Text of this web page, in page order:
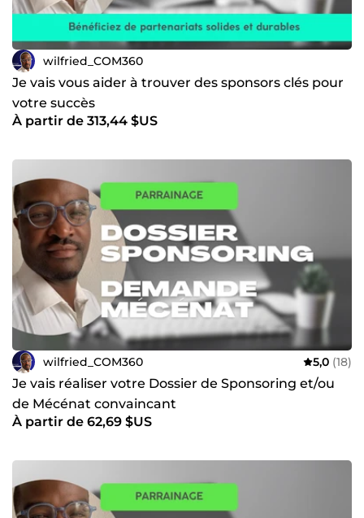
wilfried_COM360
Je vais vous aider à trouver des sponsors clés pour
votre succès
À partir de 313,44 $US
wilfried_COM360 5,0 (18)
Je vais réaliser votre Dossier de Sponsoring et/ou
de Mécénat convaincant
À partir de 62,69 $US